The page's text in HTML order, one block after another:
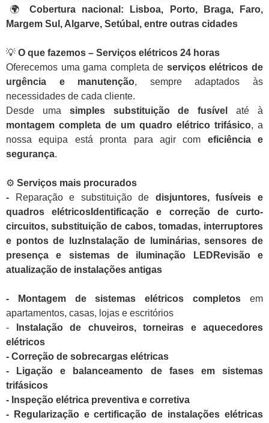
🌍 Cobertura nacional: Lisboa, Porto, Braga, Faro,
Margem Sul, Algarve, Setúbal, entre outras cidades
💡 O que fazemos – Serviços elétricos 24 horas
Oferecemos uma gama completa de serviços elétricos de
urgência e manutenção, sempre adaptados às
necessidades de cada cliente.
Desde uma simples substituição de fusível
até à
montagem completa de um quadro elétrico trifásico, a
nossa equipa está pronta para agir com eficiência e
segurança.
⚙️ Serviços mais procurados
-
Reparação e substituição de disjuntores, fusíveis e
quadros elétricosIdentificação e correção de curto-
circuitos, substituição de cabos, tomadas, interruptores
e pontos de luzInstalação de luminárias, sensores de
presença e sistemas de iluminação LEDRevisão e
atualização de instalações antigas
- Montagem de sistemas elétricos completos em
apartamentos, casas, lojas e escritórios
-
Instalação de chuveiros, torneiras e aquecedores
elétricos
- Correção de sobrecargas elétricas
- Ligação e balanceamento de fases em sistemas
trifásicos
- Inspeção elétrica preventiva e corretiva
- Regularização e certificação de instalações elétricas